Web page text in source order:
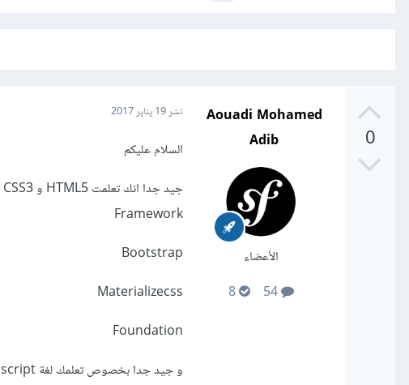
0
Aouadi Mohamed
Adib
الأعضاء
54
8
نشر19 يناير 2017
السلام عليكم
Framework
Bootstrap
Materializecss
Foundation